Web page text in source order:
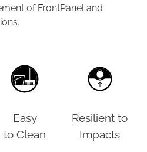
of FrontPanel and
Easy
to Clean
Resilient to
Impacts